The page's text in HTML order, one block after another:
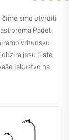
čime smo utvrdili
prema Padel
vrhunsku
jesu li ste
iskustvo na